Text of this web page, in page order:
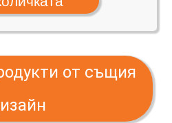
от същия